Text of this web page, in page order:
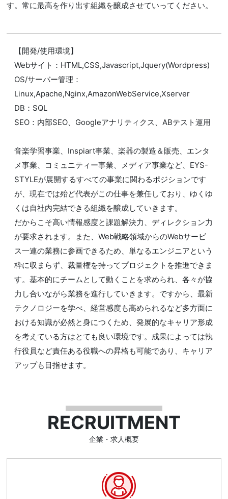
す。常に最高を作り出す組織を醸成させていってください。
【開発/使用環境】
Webサイト：HTML,CSS,Javascript,Jquery(Wordpress)
OS/サーバー管理：
Linux,Apache,Nginx,AmazonWebService,Xserver
DB：SQL
SEO：内部SEO、Googleアナリティクス、ABテスト運用
音楽学習事業、Inspiart事業、楽器の製造＆販売、エンタ
メ事業、コミュニティー事業、メディア事業など、EYS-
STYLEが展開するすべての事業に関わるポジションです
が、現在では殆ど代表がこの仕事を兼任しており、ゆくゆ
くは自社内完結できる組織を醸成していきます。
だからこそ高い情報感度と課題解決力、ディレクション力
が要求されます。また、Web戦略領域からのWebサービ
ス一連の業務に参画できるため、単なるエンジニアという
枠に収まらず、裁量権を持ってプロジェクトを推進できま
す。基本的にチームとして動くことを求められ、各々が協
力し合いながら業務を進行していきます。ですから、最新
テクノロジーを学べ、経営感度も高められるなど多方面に
おける知識が必然と身につくため、発展的なキャリア形成
を考えている方はとても良い環境です。成果によっては執
行役員など責任ある役職への昇格も可能であり、キャリア
アップも目指せます。
RECRUITMENT
企業・求人概要